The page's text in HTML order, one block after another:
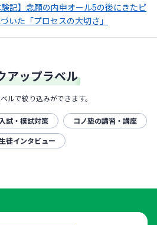
記】念願の内申オール5の後にきたピ
いた「プロセスの大切さ」
アップラベル
ルで絞り込みができます。
入試・模試対策
コノ塾の講習・講座
徒インタビュー